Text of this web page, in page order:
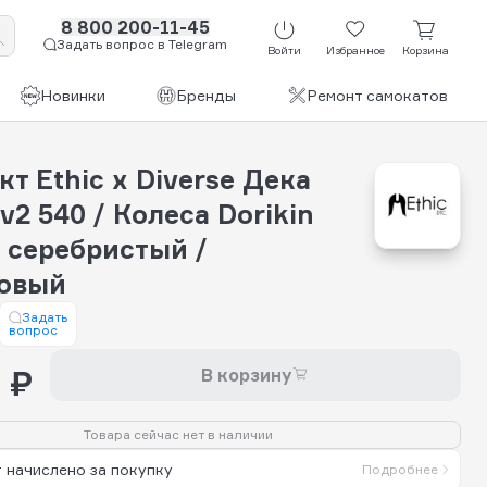
8 800 200-11-45
Задать вопрос в Telegram Войти Избранное Корзина
Новинки Бренды Ремонт самокатов
Ethic x Diverse Дека
540 / Колеса Dorikin
/
Задать
вопрос
₽ В корзину
Товара сейчас нет в наличии
начислено за покупку Подробнее